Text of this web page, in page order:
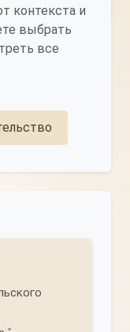
контекста и
выбрать
все